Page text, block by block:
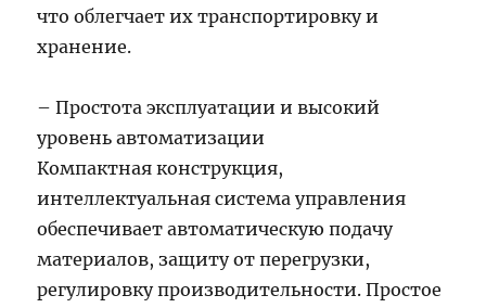
что облегчает их транспортировку и
хранение.
– Простота эксплуатации и высокий
уровень автоматизации
Компактная конструкция,
интеллектуальная система управления
обеспечивает автоматическую подачу
материалов, защиту от перегрузки,
регулировку производительности. Простое